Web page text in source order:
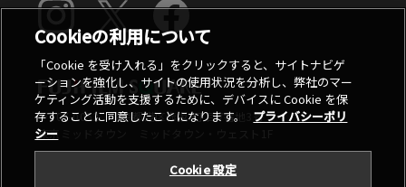
〒107-0052 東京都港区赤坂9丁目7番地3号
東京ミッドタウン ミッドタウン・ウェスト1F
Cookieの利用について
「Cookie を受け入れる」をクリックすると、サイトナビゲ
ーションを強化し、サイトの使用状況を分析し、弊社のマー
ケティング活動を支援するために、デバイスに Cookie を保
存することに同意したことになります。
プライバシーポリ
シー
Cookie 設定